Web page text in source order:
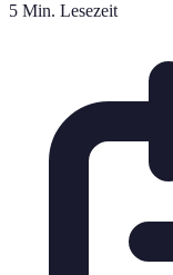
5 Min. Lesezeit